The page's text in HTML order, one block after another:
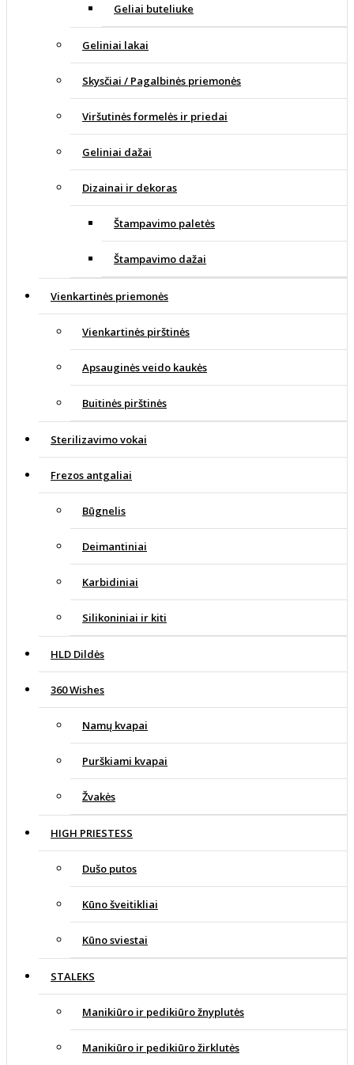
Geliai buteliuke
Geliniai lakai
Skysčiai / Pagalbinės priemonės
Viršutinės formelės ir priedai
Geliniai dažai
Dizainai ir dekoras
Štampavimo paletės
Štampavimo dažai
Vienkartinės priemonės
Vienkartinės pirštinės
Apsauginės veido kaukės
Buitinės pirštinės
Sterilizavimo vokai
Frezos antgaliai
Būgnelis
Deimantiniai
Karbidiniai
Silikoniniai ir kiti
HLD Dildės
360 Wishes
Namų kvapai
Purškiami kvapai
Žvakės
HIGH PRIESTESS
Dušo putos
Kūno šveitikliai
Kūno sviestai
STALEKS
Manikiūro ir pedikiūro žnyplutės
Manikiūro ir pedikiūro žirklutės